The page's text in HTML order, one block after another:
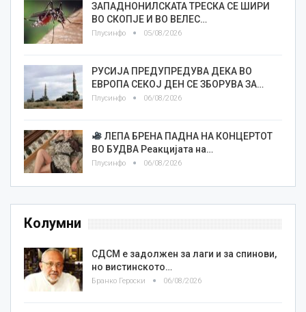
ЗАПАДНОНИЛСКАТА ТРЕСКА СЕ ШИРИ
ВО СКОПЈЕ И ВО ВЕЛЕС…
Плусинфо 05/08/2026
РУСИЈА ПРЕДУПРЕДУВА ДЕКА ВО
ЕВРОПА СЕКОЈ ДЕН СЕ ЗБОРУВА ЗА…
Плусинфо 06/08/2026
ЛЕПА БРЕНА ПАДНА НА КОНЦЕРТОТ
ВО БУДВА Реакцијата на…
Плусинфо 06/08/2026
Колумни
СДСМ е задолжен за лаги и за спинови,
но вистинското…
Бранко Героски 06/08/2026